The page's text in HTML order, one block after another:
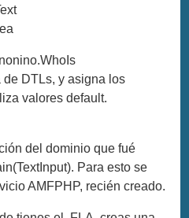
de DTLs, y asigna los
valores default.
del dominio que fué
Para esto se
AMFPHP, recién creado.